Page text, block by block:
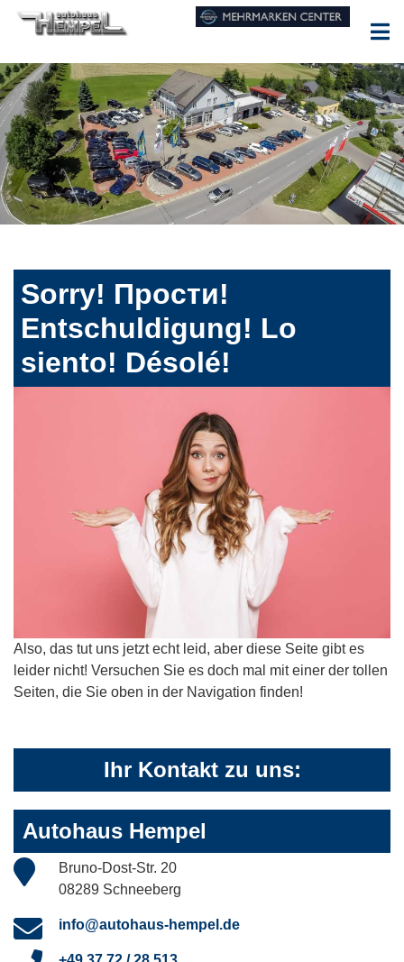
Sorry! Прости!
Entschuldigung! Lo
siento! Désolé!
Also, das tut uns jetzt echt leid, aber diese Seite gibt es
leider nicht! Versuchen Sie es doch mal mit einer der tollen
Seiten, die Sie oben in der Navigation finden!
Ihr Kontakt zu uns:
Autohaus Hempel
Bruno-Dost-Str. 20
08289 Schneeberg
info@autohaus-hempel.de